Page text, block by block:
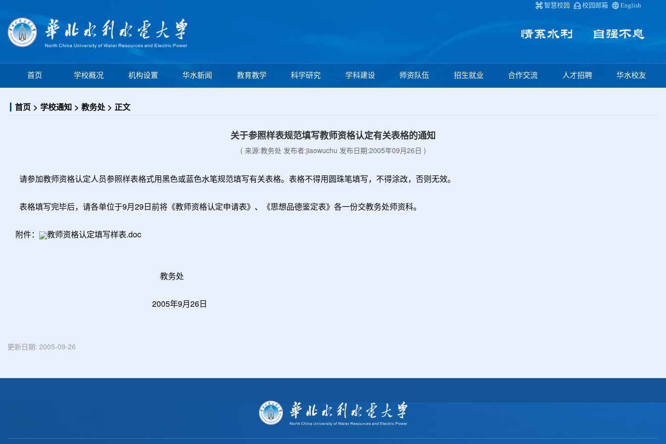
智慧校园 校园邮箱 English
首页 学校概况 机构设置 华水新闻 教育教学 科学研究 学科建设 师资队伍 招生就业 合作交流 人才招聘 华水校友
首页 学校通知 教务处 正文
关于参照样表规范填写教师资格认定有关表格的通知
( 来源:教务处 发布者:jiaowuchu 发布日期:2005年09月26日 )
请参加教师资格认定人员参照样表格式用黑色或蓝色水笔规范填写有关表格。表格不得用圆珠笔填写，不得涂改，否则无效。
表格填写完毕后，请各单位于9月29日前将《教师资格认定申请表》、《思想品德鉴定表》各一份交教务处师资科。
附件： 教师资格认定填写样表.doc
教务处
2005年9月26日
更新日期: 2005-09-26